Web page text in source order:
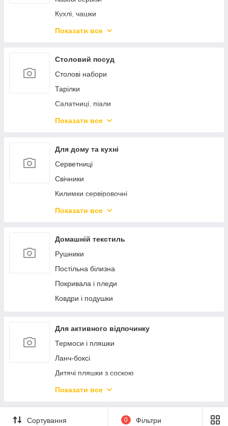
Підноси
Кондитерські інструменти
Барні аксесуари
Кухлі, чашки
Кухлі-заварники
Френч-преси
Показати все
Столовий посуд
Столові набори
Тарілки
Салатниці, піали
Блюда сервіровочні
Предмети сервіровки
Морозивниці, креманки
Маслянки, сирниці, лимонниці
Цукорниці
Спецівники
Ексклюзивний порцеляновий посуд
Ексклюзивна кераміка
Показати все
Для дому та кухні
Серветниці
Свічники
Килимки сервіровочні
Підставки під гаряче
Статуетки і фігурки
Фоторамки
Дозатори і мильниці
Аксесуари для ванної кімнати
Новорічний декор та прикраси
Попільнички
Скриньки і шкатулки
Показати все
Домашній текстиль
Рушники
Постільна білизна
Покривала і пледи
Ковдри і подушки
Для активного відпочинку
Термоси і пляшки
Ланч-боксі
Дитячі пляшки з соскою
Посуд багаторазовий пластиковий
Показати все
Сортування 0 Фільтри